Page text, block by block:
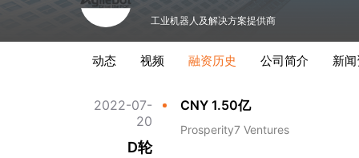
工业机器人及解决方案提供商
动态 视频 融资历史 公司简介 新
2022-07-
20
D轮
CNY 1.50亿
Prosperity7 Ventures